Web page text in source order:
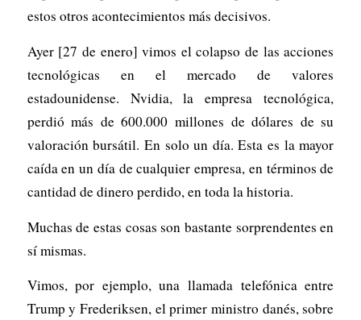
estos otros acontecimientos más decisivos.
Ayer [27 de enero] vimos el colapso de las acciones
tecnológicas en el mercado de valores
estadounidense. Nvidia, la empresa tecnológica,
perdió más de 600.000 millones de dólares de su
valoración bursátil. En solo un día. Esta es la mayor
caída en un día de cualquier empresa, en términos de
cantidad de dinero perdido, en toda la historia.
Muchas de estas cosas son bastante sorprendentes en
sí mismas.
Vimos, por ejemplo, una llamada telefónica entre
Trump y Frederiksen, el primer ministro danés, sobre